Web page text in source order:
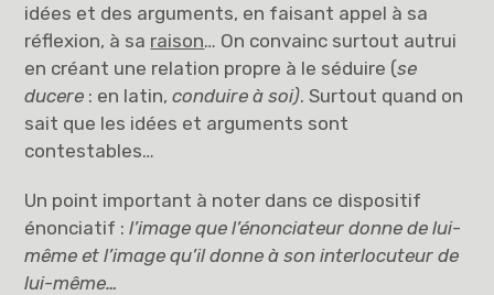
idées et des arguments, en faisant appel à sa
réflexion, à sa raison… On convainc surtout autrui
en créant une relation propre à le séduire (se
ducere : en latin,conduire à soi). Surtout quand on
sait que les idées et arguments sont
contestables…
Un point important à noter dans ce dispositif
énonciatif :l’image que l’énonciateur donne de lui-
même et l’image qu’il donne à son interlocuteur de
lui-même…